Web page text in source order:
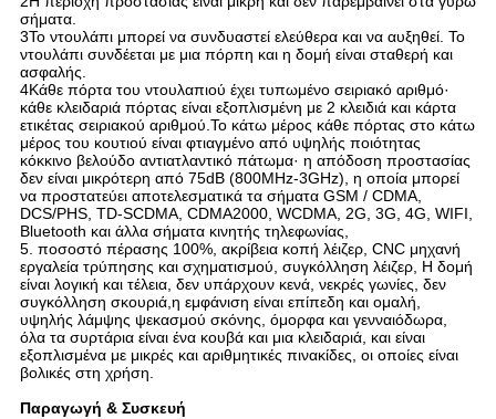
σήματα.
3Το ντουλάπι μπορεί να συνδυαστεί ελεύθερα και να αυξηθεί. Το
ντουλάπι συνδέεται με μια πόρπη και η δομή είναι σταθερή και
ασφαλής.
4Κάθε πόρτα του ντουλαπιού έχει τυπωμένο σειριακό αριθμό·
κάθε κλειδαριά πόρτας είναι εξοπλισμένη με 2 κλειδιά και κάρτα
ετικέτας σειριακού αριθμού.Το κάτω μέρος κάθε πόρτας στο κάτω
μέρος του κουτιού είναι φτιαγμένο από υψηλής ποιότητας
κόκκινο βελούδο αντιατλαντικό πάτωμα· η απόδοση προστασίας
δεν είναι μικρότερη από 75dB (800MHz-3GHz), η οποία μπορεί
να προστατεύει αποτελεσματικά τα σήματα GSM / CDMA,
DCS/PHS, TD-SCDMA, CDMA2000, WCDMA, 2G, 3G, 4G, WIFI,
Bluetooth και άλλα σήματα κινητής τηλεφωνίας,
5. ποσοστό πέρασης 100%, ακρίβεια κοπή λέιζερ, CNC μηχανή
εργαλεία τρύπησης και σχηματισμού, συγκόλληση λέιζερ, Η δομή
είναι λογική και τέλεια, δεν υπάρχουν κενά, νεκρές γωνίες, δεν
συγκόλληση σκουριά,η εμφάνιση είναι επίπεδη και ομαλή,
υψηλής λάμψης ψεκασμού σκόνης, όμορφα και γενναιόδωρα,
όλα τα συρτάρια είναι ένα κουβά και μια κλειδαριά, και είναι
εξοπλισμένα με μικρές και αριθμητικές πινακίδες, οι οποίες είναι
βολικές στη χρήση.
Παραγωγή & Συσκευή